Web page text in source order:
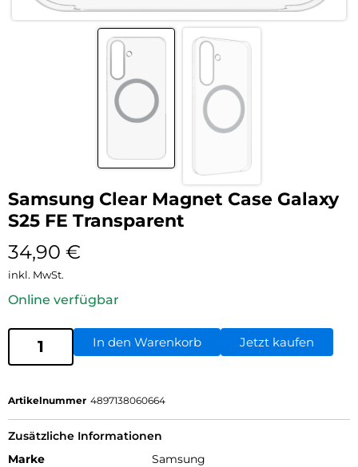
Samsung Clear Magnet Case Galaxy
S25 FE Transparent
34,90 €
inkl. MwSt.
Online verfügbar
In den Warenkorb Jetzt kaufen
Artikelnummer 4897138060664
Zusätzliche Informationen
Marke
Samsung